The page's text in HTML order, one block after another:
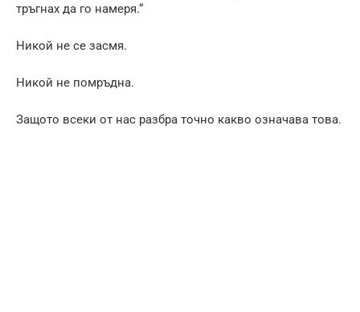
тръгнах да го намеря.“
Никой не се засмя.
Никой не помръдна.
Защото всеки от нас разбра точно какво означава това.